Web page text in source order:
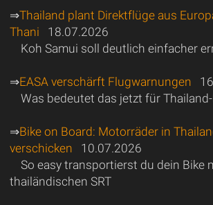
⇒Thailand plant Direktflüge aus
Thani 18.07.2026
Koh Samui soll deutlich einfacher
⇒EASA verschärft Flugwarnungen
Was bedeutet das jetzt für
⇒Bike on Board: Motorräder in
verschicken 10.07.2026
So easy transportierst du dein Bike
thailändischen SRT